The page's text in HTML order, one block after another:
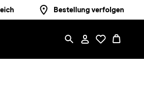
Bestellung verfolgen